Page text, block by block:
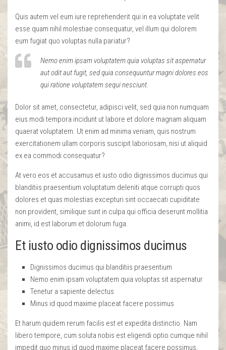
Quis autem vel eum iure reprehenderit qui in ea voluptate velit
esse quam nihil molestiae consequatur, vel illum qui dolorem
eum fugiat quo voluptas nulla pariatur?
Nemo enim ipsam voluptatem quia voluptas sit aspernatur
aut odit aut fugit, sed quia consequuntur magni dolores eos
qui ratione voluptatem sequi nesciunt.
Dolor sit amet, consectetur, adipisci velit, sed quia non numquam
eius modi tempora incidunt ut labore et dolore magnam aliquam
quaerat voluptatem. Ut enim ad minima veniam, quis nostrum
exercitationem ullam corporis suscipit laboriosam, nisi ut aliquid
ex ea commodi consequatur?
At vero eos et accusamus et iusto odio dignissimos ducimus qui
blanditiis praesentium voluptatum deleniti atque corrupti quos
dolores et quas molestias excepturi sint occaecati cupiditate
non provident, similique sunt in culpa qui officia deserunt mollitia
animi, id est laborum et dolorum fuga.
Et iusto odio dignissimos ducimus
Dignissimos ducimus qui blanditiis praesentium
Nemo enim ipsam voluptatem quia voluptas sit aspernatur
Tenetur a sapiente delectus
Minus id quod maxime placeat facere possimus
Et harum quidem rerum facilis est et expedita distinctio. Nam
libero tempore, cum soluta nobis est eligendi optio cumque nihil
impedit quo minus id quod maxime placeat facere possimus,